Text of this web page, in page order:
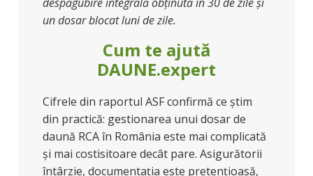
un dosar blocat luni de zile.
Cum te ajută
DAUNE.expert
Cifrele din raportul ASF confirmă ce știm
din practică: gestionarea unui dosar de
daună RCA în România este mai complicată
și mai costisitoare decât pare. Asigurătorii
întârzie, documentația este pretențioasă,